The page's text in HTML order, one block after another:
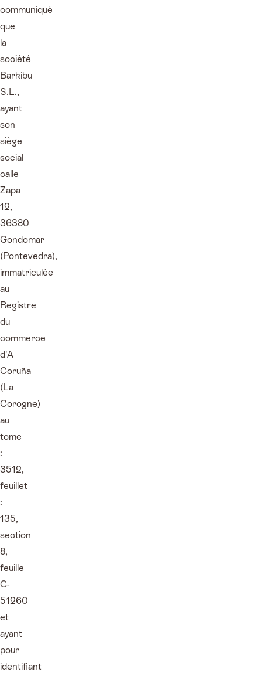
communiqué
que
la
société
Barkibu
S.L.,
ayant
son
siège
social
calle
Zapa
12,
36380
Gondomar
(Pontevedra),
immatriculée
au
Registre
du
commerce
d'A
Coruña
(La
Corogne)
au
tome
:
3512,
feuillet
:
135,
section
8,
feuille
C-
51260
et
ayant
pour
identifiant